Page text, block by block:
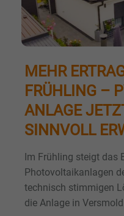
MEHR
FRÜHLING –
ANLAGE
SINNVOLL
Im Frühling steigt das
Photovoltaikanlagen
technisch stimmigen
die Anlage in